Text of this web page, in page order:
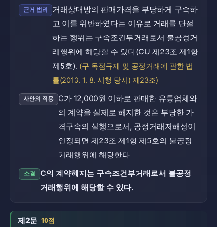
근거 법리
거래상대방의 판매가격을 부당하게 구속하
고 이를 위반하였다는 이유로 거래를 단절
하는 행위는 구속조건부거래로서 불공정거
래행위에 해당할 수 있다(GU 제23조 제1항
제5호). (구 독점규제 및 공정거래에 관한 법
률(2013. 1. 8. 시행 당시) 제23조)
사안의 적용
C가 12,000원 이하로 판매한 유통업체와
의 계약을 실제로 해지한 것은 부당한 가
격구속의 실행으로서, 공정거래저해성이
인정되면 제23조 제1항 제5호의 불공정
거래행위에 해당한다.
소결
C의 계약해지는 구속조건부거래로서 불공정
거래행위에 해당할 수 있다.
제2문 10점